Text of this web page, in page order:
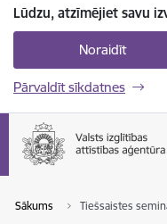
Lūdzu, atzīmējiet savu
Noraidīt
Pārvaldīt sīkdatnes
Sākums Tiešsaistes